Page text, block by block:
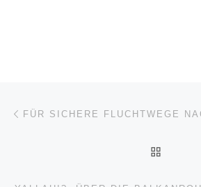
Beitragsnavigation